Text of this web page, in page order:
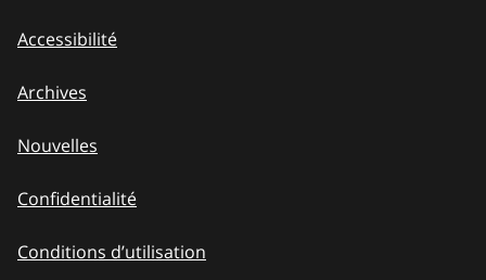
Accessibilité
Archives
Nouvelles
Confidentialité
Conditions d’utilisation